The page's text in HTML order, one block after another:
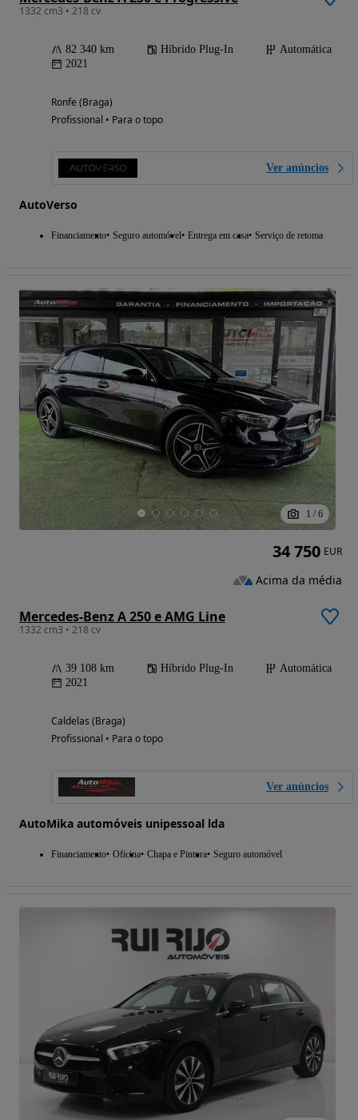
1332 cm3 • 218 cv
82 340 km Híbrido Plug-In
Automática
2021
Ronfe (Braga)
Profissional • Para o topo
Ver anúncios
AutoVerso
Financiamento Seguro automóvel Entrega em casa Serviço de retoma
1 / 6
Mercedes-Benz A 250 e AMG Line
1332 cm3 • 218 cv
39 108 km Híbrido Plug-In
Automática
2021
Caldelas (Braga)
Profissional • Para o topo
Ver anúncios
AutoMika automóveis unipessoal lda
Financiamento Oficina Chapa e Pintura Seguro automóvel
34 750 EUR
Acima da média